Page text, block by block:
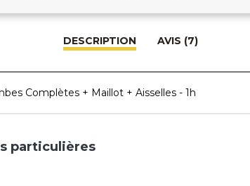
DESCRIPTION AVIS (7)
Complètes + Maillot + Aisselles - 1h
particulières